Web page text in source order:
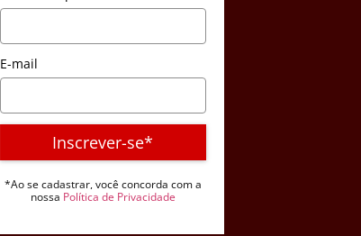
E-mail
Inscrever-se*
*Ao se cadastrar, você concorda com a
nossa Política de Privacidade